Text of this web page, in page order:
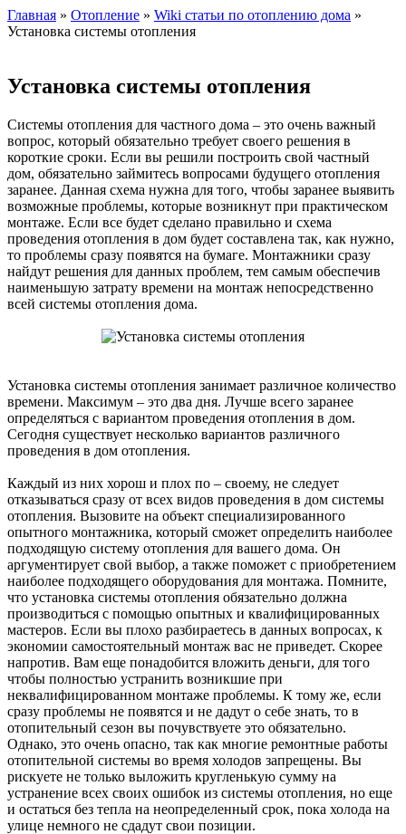
Главная » Отопление » Wiki статьи по отоплению дома »
Установка системы отопления
Установка системы отопления
Системы отопления для частного дома – это очень важный
вопрос, который обязательно требует своего решения в
короткие сроки. Если вы решили построить свой частный
дом, обязательно займитесь вопросами будущего отопления
заранее. Данная схема нужна для того, чтобы заранее выявить
возможные проблемы, которые возникнут при практическом
монтаже. Если все будет сделано правильно и схема
проведения отопления в дом будет составлена так, как нужно,
то проблемы сразу появятся на бумаге. Монтажники сразу
найдут решения для данных проблем, тем самым обеспечив
наименьшую затрату времени на монтаж непосредственно
всей системы отопления дома.
Установка системы отопления занимает различное количество
времени. Максимум – это два дня. Лучше всего заранее
определяться с вариантом проведения отопления в дом.
Сегодня существует несколько вариантов различного
проведения в дом отопления.
Каждый из них хорош и плох по – своему, не следует
отказываться сразу от всех видов проведения в дом системы
отопления. Вызовите на объект специализированного
опытного монтажника, который сможет определить наиболее
подходящую систему отопления для вашего дома. Он
аргументирует свой выбор, а также поможет с приобретением
наиболее подходящего оборудования для монтажа. Помните,
что установка системы отопления обязательно должна
производиться с помощью опытных и квалифицированных
мастеров. Если вы плохо разбираетесь в данных вопросах, к
экономии самостоятельный монтаж вас не приведет. Скорее
напротив. Вам еще понадобится вложить деньги, для того
чтобы полностью устранить возникшие при
неквалифицированном монтаже проблемы. К тому же, если
сразу проблемы не появятся и не дадут о себе знать, то в
отопительный сезон вы почувствуете это обязательно.
Однако, это очень опасно, так как многие ремонтные работы
отопительной системы во время холодов запрещены. Вы
рискуете не только выложить кругленькую сумму на
устранение всех своих ошибок из системы отопления, но еще
и остаться без тепла на неопределенный срок, пока холода на
улице немного не сдадут свои позиции.